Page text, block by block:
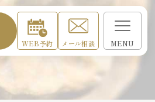
MENU
WEB予約 メール相談